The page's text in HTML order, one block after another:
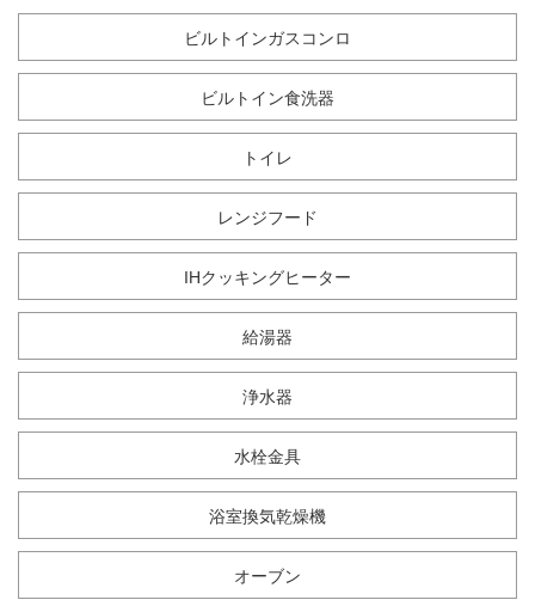
ビルトインガスコンロ
ビルトイン食洗器
トイレ
レンジフード
IHクッキングヒーター
給湯器
浄水器
水栓金具
浴室換気乾燥機
オーブン